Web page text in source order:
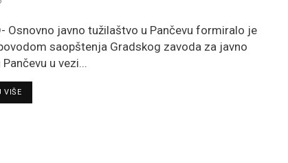
Osnovno javno tužilaštvo u Pančevu formiralo je
saopštenja Gradskog zavoda za javno
u vezi...
VIŠEDETAILS